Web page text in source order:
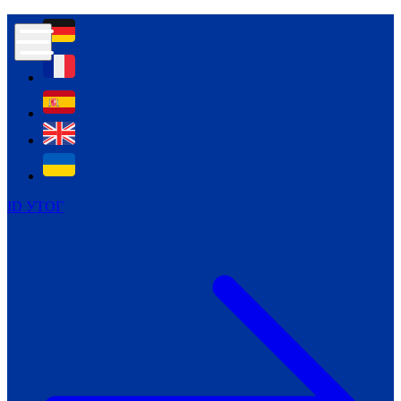
ID УТОГ
Контур психологічної безпеки глухих
Всеукраїнський пісенний
челендж «Україно, ти є!»
Молодіжний челендж «Жестова
мова для мене – це…»
Репортажі спеціальних та
інклюзивних начальних закладів